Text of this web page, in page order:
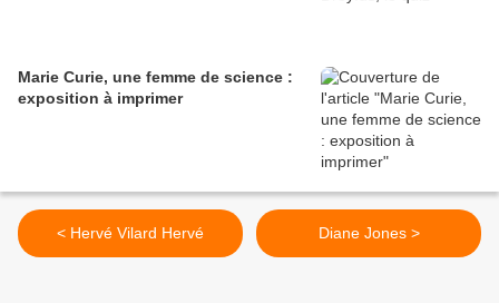
Marie Curie, une femme de science :
exposition à imprimer
< Hervé Vilard Hervé Diane Jones >